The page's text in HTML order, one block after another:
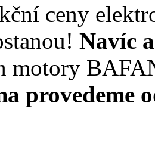
ceny
Navíc
motory
provedeme